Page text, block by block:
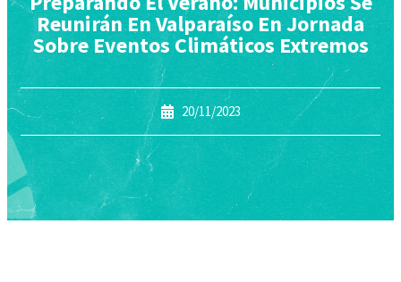
Reunirán En Valparaíso En Jornada
Sobre Eventos Climáticos Extremos
20/11/2023